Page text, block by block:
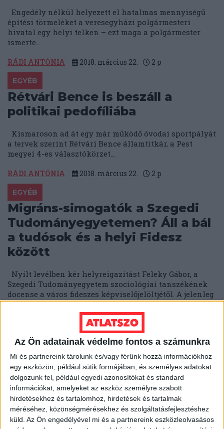
Az Ön adatainak védelme fontos a számunkra
Mi és partnereink tárolunk és/vagy férünk hozzá információkhoz
egy eszközön, például sütik formájában, és személyes adatokat
dolgozunk fel, például egyedi azonosítókat és standard
információkat, amelyeket az eszköz személyre szabott
hirdetésekhez és tartalomhoz, hirdetések és tartalmak
méréséhez, közönségmérésekhez és szolgáltatásfejlesztéshez
küld. Az Ön engedélyével mi és a partnereink eszközleolvasásos
Engedély nélkül helyezett el hatalmas mennyiségű
építési törmeléket a veresegyházi polgármesteri
hivatal egy helyi telken – ezt maga a polgármester
ismerte...
RÁDI ANTÓNIA 2018. március 22. 2 p
EGYÉB
Rétvári Bence is beszáll a
politikai pedofíliába
Kismaroson ad át egy már működő óvodai sportpályát
a tervek szerint Rétvári Bence államtitkár, a Pest
megyei 4-es választókörzet...
RÁDI ANTÓNIA 2018. március 22. 2 p
EGYÉB
Migráns-simogatók a Szegedi
Tudományegyetemen? Áll a bál
a tudósok és a helyi Fidesz
között
Nyílt levélben kér helyreigazítást Feleky Gábor, a
Szegedi Tudományegyetem szociológiai tanszékének
docense a város fideszes képviselőjelöltjétől. A jelenleg
is...
2018. március 20. 4
EGYÉB
Túltolták a propagandát?
Menekülnek az olvasók Andy
Vajna Délmagyarországától
Nincs egy éve, hogy kiderült: az utolsó, függetlenként
számon tartott napilapok is kormány-közeli kézbe